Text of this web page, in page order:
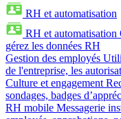
RH et automatisation
RH et automatisation
gérez les données RH
Gestion des employés
de l'entreprise, les
Culture et engagement
sondages, badges
RH mobile Messagerie